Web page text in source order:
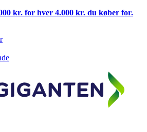
kr. for hver 4.000 kr. du køber for.